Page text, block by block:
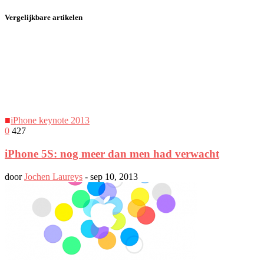
Vergelijkbare artikelen
■iPhone keynote 2013
0 427
iPhone 5S: nog meer dan men had verwacht
doorJochen Laureys - sep 10, 2013